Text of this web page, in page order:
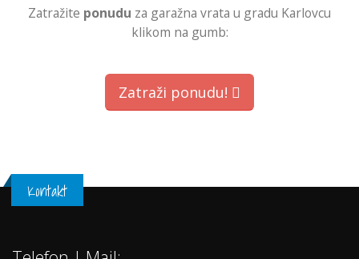
Zatražite ponudu za garažna vrata u gradu Karlovcu
klikom na gumb:
Zatraži ponudu!
Kontakt